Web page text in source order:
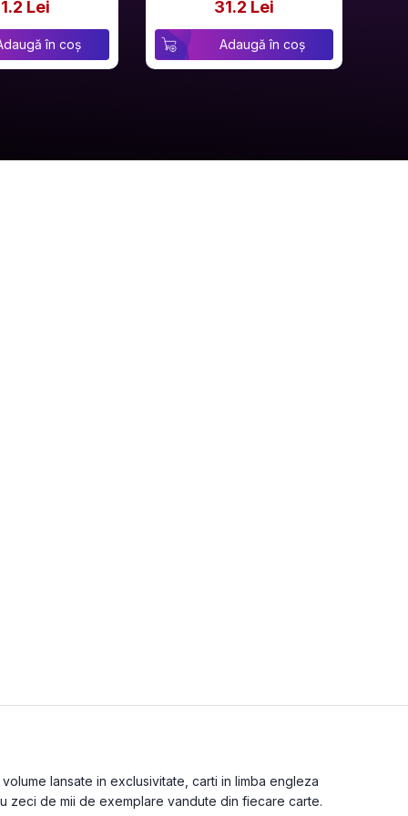
Lei
în coș
31.2 Lei
Adaugă în coș
lansate in exclusivitate, carti in limba engleza
zeci de mii de exemplare vandute din fiecare carte.